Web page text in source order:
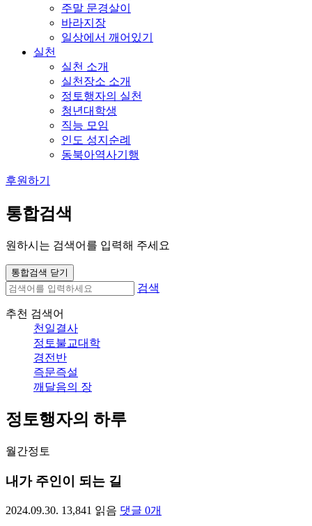
주말 문경살이
바라지장
일상에서 깨어있기
실천
실천 소개
실천장소 소개
정토행자의 실천
청년대학생
직능 모임
인도 성지순례
동북아역사기행
후원하기
통합검색
원하시는 검색어를 입력해 주세요
통합검색 닫기
검색
추천 검색어
천일결사
정토불교대학
경전반
즉문즉설
깨달음의 장
정토행자의 하루
월간정토
내가 주인이 되는 길
2024.09.30. 13,841 읽음 댓글 0개